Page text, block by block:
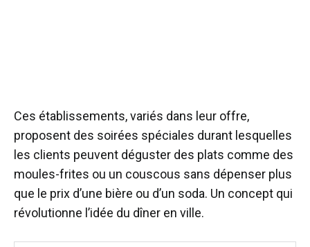
Ces établissements, variés dans leur offre,
proposent des soirées spéciales durant lesquelles
les clients peuvent déguster des plats comme des
moules-frites ou un couscous sans dépenser plus
que le prix d’une bière ou d’un soda. Un concept qui
révolutionne l’idée du dîner en ville.